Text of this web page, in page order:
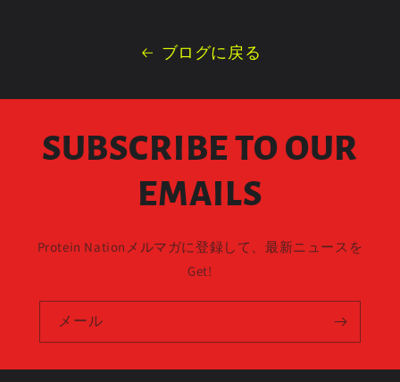
ブログに戻る
SUBSCRIBE TO OUR
EMAILS
Protein Nationメルマガに登録して、最新ニュースを
Get!
メール